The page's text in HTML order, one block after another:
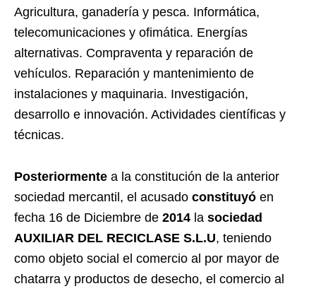
Agricultura, ganadería y pesca. Informática,
telecomunicaciones y ofimática. Energías
alternativas. Compraventa y reparación de
vehículos. Reparación y mantenimiento de
instalaciones y maquinaria. Investigación,
desarrollo e innovación. Actividades científicas y
técnicas.
Posteriormente a la constitución de la anterior
sociedad mercantil, el acusado constituyó en
fecha 16 de Diciembre de 2014 la sociedad
AUXILIAR DEL RECICLASE S.L.U, teniendo
como objeto social el comercio al por mayor de
chatarra y productos de desecho, el comercio al